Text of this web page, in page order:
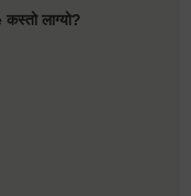
लाग्यो?